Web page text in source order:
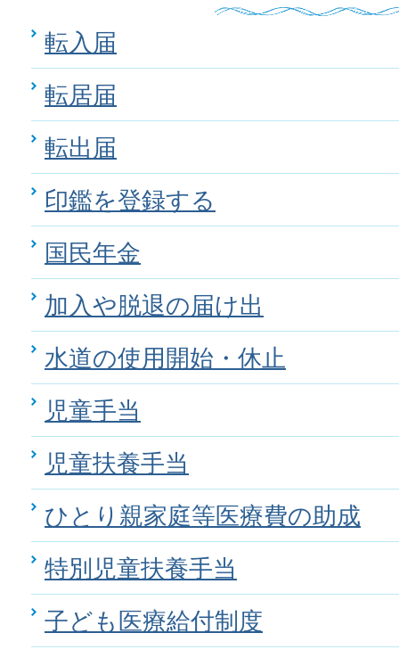
転入届
転居届
転出届
印鑑を登録する
国民年金
加入や脱退の届け出
水道の使用開始・休止
児童手当
児童扶養手当
ひとり親家庭等医療費の助成
特別児童扶養手当
子ども医療給付制度